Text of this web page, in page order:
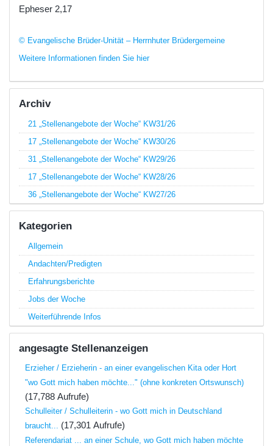
Epheser 2,17
© Evangelische Brüder-Unität – Herrnhuter Brüdergemeine
Weitere Informationen finden Sie hier
Archiv
21 „Stellenangebote der Woche“ KW31/26
17 „Stellenangebote der Woche“ KW30/26
31 „Stellenangebote der Woche“ KW29/26
17 „Stellenangebote der Woche“ KW28/26
36 „Stellenangebote der Woche“ KW27/26
Kategorien
Allgemein
Andachten/Predigten
Erfahrungsberichte
Jobs der Woche
Weiterführende Infos
angesagte Stellenanzeigen
Erzieher / Erzieherin - an einer evangelischen Kita oder Hort
"wo Gott mich haben möchte..." (ohne konkreten Ortswunsch)
(17,788 Aufrufe)
Schulleiter / Schulleiterin - wo Gott mich in Deutschland
braucht... (17,301 Aufrufe)
Referendariat ... an einer Schule, wo Gott mich haben möchte